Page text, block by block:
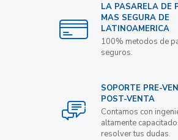
LA PASARELA DE
MAS SEGURA DE
LATINOAMERICA
100% metodos de
seguros.
SOPORTE PRE-
POST-VENTA
Contamos con
altamente
resolver tus dudas.